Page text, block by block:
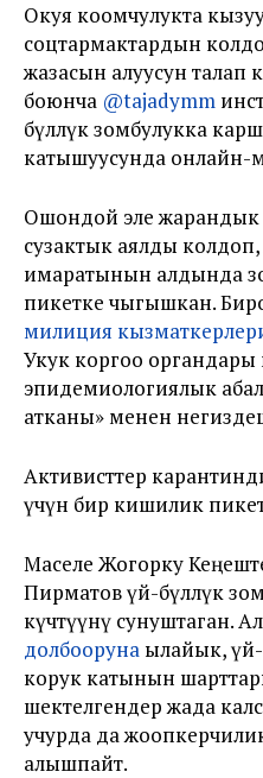
Окуя коомчулукта
соцтармактардын
жазасын алуусун
боюнча @tajadymm
бүлөлүк зомбулукка
катышуусунда онлайн-
Ошондой эле жарандык
сузактык аялды
имаратынын алдында
пикетке чыгышкан.
милиция
Укук коргоо органдары
эпидемиологиялык
атканы» менен
Активисттер
үчүн бир кишилик
Маселе Жогорку Кеңеште
Пирматов үй-бүлөлүк
күчөтүүнү сунуштаган.
долбооруна ылайык, үй-
корук катынын
шектелгендер жада
учурда да
алышпайт.